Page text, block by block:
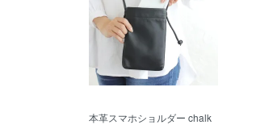
本革スマホショルダー chalk